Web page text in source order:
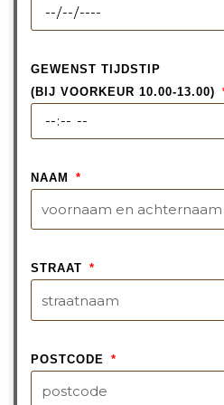
GEWENST TIJDSTIP
(BIJ VOORKEUR 10.00-13.00)
NAAM
STRAAT
POSTCODE